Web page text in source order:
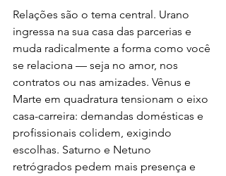
Relações são o tema central. Urano
ingressa na sua casa das parcerias e
muda radicalmente a forma como você
se relaciona — seja no amor, nos
contratos ou nas amizades. Vênus e
Marte em quadratura tensionam o eixo
casa-carreira: demandas domésticas e
profissionais colidem, exigindo
escolhas. Saturno e Netuno
retrógrados pedem mais presença e